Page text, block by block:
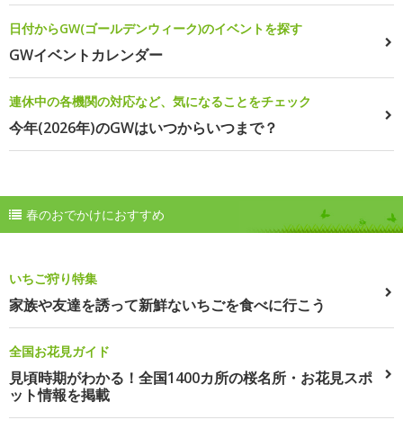
日付からGW(ゴールデンウィーク)のイベントを探す
GWイベントカレンダー
連休中の各機関の対応など、気になることをチェック
今年(2026年)のGWはいつからいつまで？
春のおでかけにおすすめ
いちご狩り特集
家族や友達を誘って新鮮ないちごを食べに行こう
全国お花見ガイド
見頃時期がわかる！全国1400カ所の桜名所・お花見スポ
ット情報を掲載